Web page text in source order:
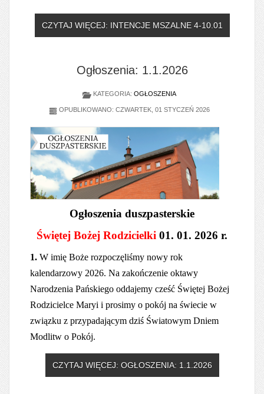
CZYTAJ WIĘCEJ: INTENCJE MSZALNE 4-10.01
Ogłoszenia: 1.1.2026
KATEGORIA: OGŁOSZENIA
OPUBLIKOWANO: CZWARTEK, 01 STYCZEŃ 2026
Ogłoszenia duszpasterskie
Świętej Bożej Rodzicielki 01. 01. 2026 r.
1. W imię Boże rozpoczęliśmy nowy rok
kalendarzowy 2026. Na zakończenie oktawy
Narodzenia Pańskiego oddajemy cześć Świętej Bożej
Rodzicielce Maryi i prosimy o pokój na świecie w
związku z przypadającym dziś Światowym Dniem
Modlitw o Pokój.
CZYTAJ WIĘCEJ: OGŁOSZENIA: 1.1.2026